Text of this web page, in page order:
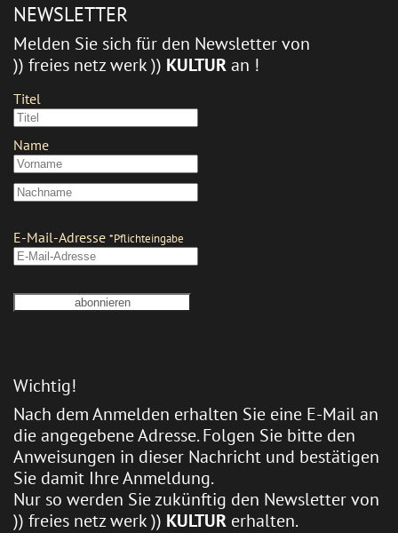
NEWSLETTER
Melden Sie sich für den Newsletter von
)) freies netz werk )) KULTURan !
Wichtig!
Nach dem Anmelden erhalten Sie eine E-Mail an
die angegebene Adresse. Folgen Sie bitte den
Anweisungen in dieser Nachricht und bestätigen
Sie damit Ihre Anmeldung.
Nur so werden Sie zukünftig den Newsletter von
)) freies netz werk )) KULTUR erhalten.